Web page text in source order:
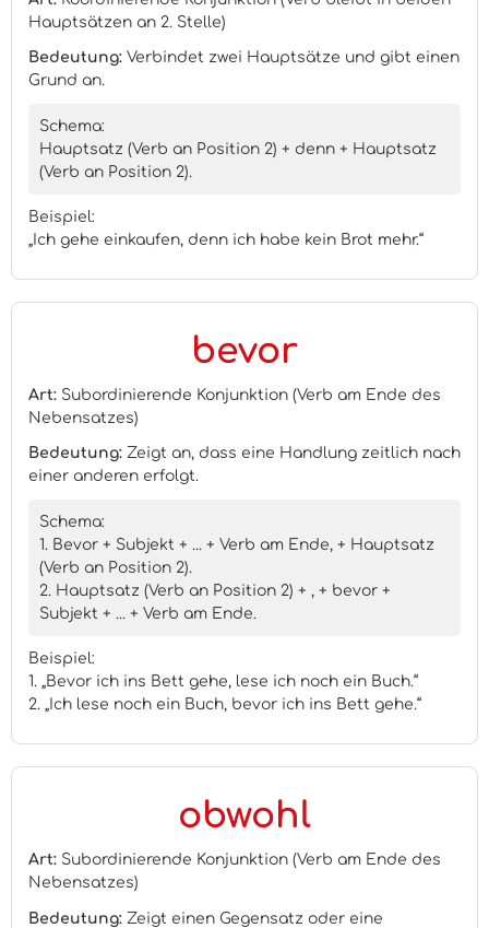
Hauptsätzen an 2. Stelle)
Bedeutung: Verbindet zwei Hauptsätze und gibt einen
Grund an.
Schema:
Hauptsatz (Verb an Position 2) + denn + Hauptsatz
(Verb an Position 2).
Beispiel:
„Ich gehe einkaufen, denn ich habe kein Brot mehr.“
bevor
Art: Subordinierende Konjunktion (Verb am Ende des
Nebensatzes)
Bedeutung: Zeigt an, dass eine Handlung zeitlich nach
einer anderen erfolgt.
Schema:
1. Bevor + Subjekt + ... + Verb am Ende, + Hauptsatz
(Verb an Position 2).
2. Hauptsatz (Verb an Position 2) + , + bevor +
Subjekt + ... + Verb am Ende.
Beispiel:
1. „Bevor ich ins Bett gehe, lese ich noch ein Buch.“
2. „Ich lese noch ein Buch, bevor ich ins Bett gehe.“
obwohl
Art: Subordinierende Konjunktion (Verb am Ende des
Nebensatzes)
Bedeutung: Zeigt einen Gegensatz oder eine